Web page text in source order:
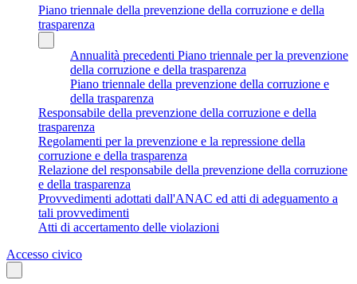
Piano triennale della prevenzione della corruzione e della
trasparenza
Annualità precedenti Piano triennale per la prevenzione
della corruzione e della trasparenza
Piano triennale della prevenzione della corruzione e
della trasparenza
Responsabile della prevenzione della corruzione e della
trasparenza
Regolamenti per la prevenzione e la repressione della
corruzione e della trasparenza
Relazione del responsabile della prevenzione della corruzione
e della trasparenza
Provvedimenti adottati dall'ANAC ed atti di adeguamento a
tali provvedimenti
Atti di accertamento delle violazioni
Accesso civico